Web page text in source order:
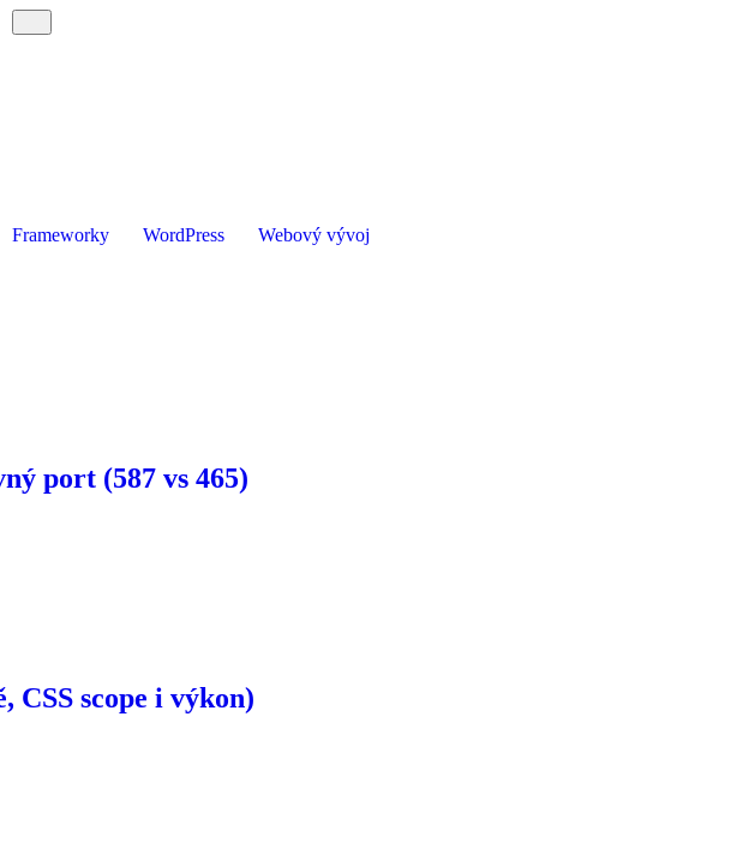
Frameworky WordPress Webový vývoj
port (587 vs 465)
scope i výkon)